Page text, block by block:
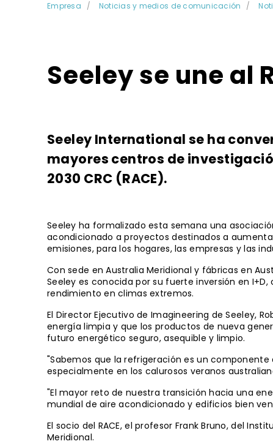
Empresa Noticias y medios de comunicación
Seeley se une al
Seeley International se ha
mayores centros de
2030 CRC (RACE).
Seeley ha formalizado esta semana una
acondicionado a proyectos destinados a
emisiones, para los hogares, las empresas y las
Con sede en Australia Meridional y fábricas en
Seeley es conocida por su fuerte inversión en
rendimiento en climas extremos.
El Director Ejecutivo de Imagineering de Seeley,
energía limpia y que los productos de nueva
futuro energético seguro, asequible y limpio.
"Sabemos que la refrigeración es un
especialmente en los calurosos veranos
"El mayor reto de nuestra transición hacia una
mundial de aire acondicionado y edificios bien
El socio del RACE, el profesor Frank Bruno, del
Meridional.